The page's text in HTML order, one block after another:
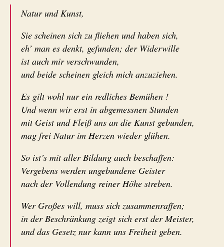
Natur und Kunst,
Sie scheinen sich zu fliehen und haben sich,
eh’ man es denkt, gefunden; der Widerwille
ist auch mir verschwunden,
und beide scheinen gleich mich anzuziehen.
Es gilt wohl nur ein redliches Bemühen !
Und wenn wir erst in abgemessnen Stunden
mit Geist und Fleiß uns an die Kunst gebunden,
mag frei Natur im Herzen wieder glühen.
So ist’s mit aller Bildung auch beschaffen:
Vergebens werden ungebundene Geister
nach der Vollendung reiner Höhe streben.
Wer Großes will, muss sich zusammenraffen;
in der Beschränkung zeigt sich erst der Meister,
und das Gesetz nur kann uns Freiheit geben.